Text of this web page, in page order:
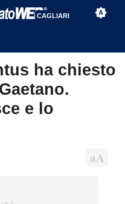
CAGLIARI
ha chiesto
e lo